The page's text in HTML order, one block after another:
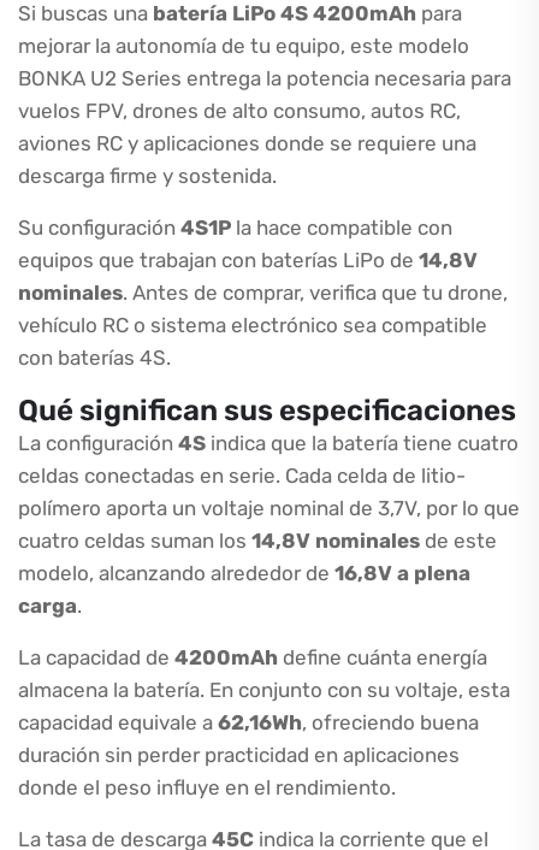
Si buscas una batería LiPo 4S 4200mAh para
mejorar la autonomía de tu equipo, este modelo
BONKA U2 Series entrega la potencia necesaria para
vuelos FPV, drones de alto consumo, autos RC,
aviones RC y aplicaciones donde se requiere una
descarga firme y sostenida.
Su configuración 4S1P la hace compatible con
equipos que trabajan con baterías LiPo de 14,8V
nominales. Antes de comprar, verifica que tu drone,
vehículo RC o sistema electrónico sea compatible
con baterías 4S.
Qué significan sus especificaciones
La configuración 4S indica que la batería tiene cuatro
celdas conectadas en serie. Cada celda de litio-
polímero aporta un voltaje nominal de 3,7V, por lo que
cuatro celdas suman los 14,8V nominales de este
modelo, alcanzando alrededor de 16,8V a plena
carga.
La capacidad de 4200mAh define cuánta energía
almacena la batería. En conjunto con su voltaje, esta
capacidad equivale a 62,16Wh, ofreciendo buena
duración sin perder practicidad en aplicaciones
donde el peso influye en el rendimiento.
La tasa de descarga 45C indica la corriente que el